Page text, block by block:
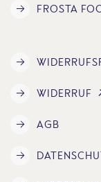
FROSTA
WIDERRUF
AGB